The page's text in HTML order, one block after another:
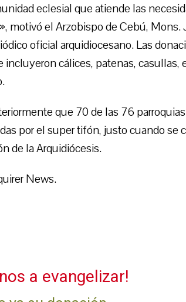
eclesial que atiende las
motivó el Arzobispo de Cebú, Mons.
oficial arquidiocesano. Las
cálices, patenas, casullas,
que 70 de las 76
por el super tifón, justo cuando se
de la Arquidiócesis.
News.